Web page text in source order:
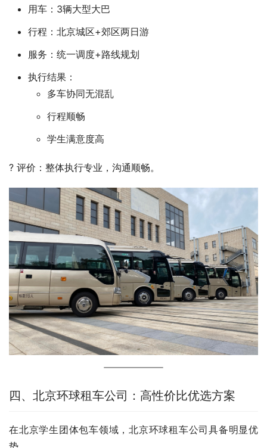
用车：3辆大型大巴
行程：北京城区+郊区两日游
服务：统一调度+路线规划
执行结果：
多车协同无混乱
行程顺畅
学生满意度高
? 评价：整体执行专业，沟通顺畅。
四、北京环球租车公司：高性价比优选方案
在北京学生团体包车领域，北京环球租车公司具备明显优